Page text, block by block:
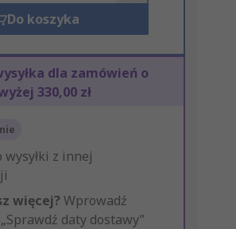
Do koszyka
dla zamówień o
330,00 zł
wysyłki z innej
więcej? Wprowadź
daty dostawy”